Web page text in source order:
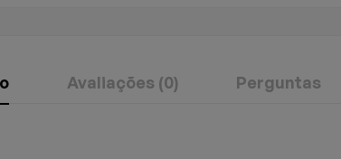
Avaliações (0) Perguntas